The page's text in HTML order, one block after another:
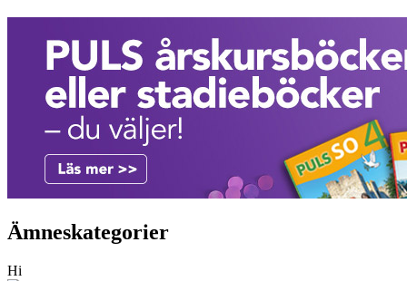
Ämneskategorier
Hi